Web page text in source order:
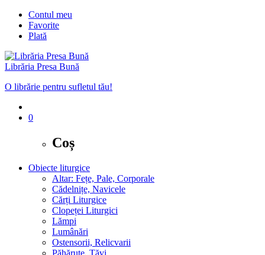
Contul meu
Favorite
Plată
Librăria Presa Bună
O librărie pentru sufletul tău!
0
Coș
Obiecte liturgice
Altar: Fețe, Pale, Corporale
Cădelnițe, Navicele
Cărți Liturgice
Clopeței Liturgici
Lămpi
Lumânări
Ostensorii, Relicvarii
Păhăruțe, Tăvi